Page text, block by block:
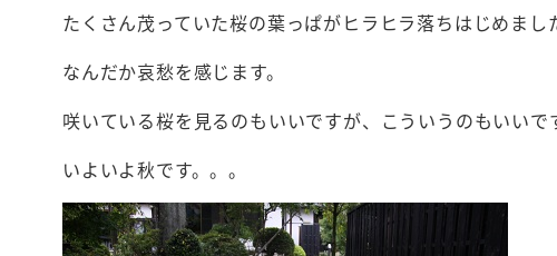
たくさん茂っていた桜の葉っぱがヒラヒラ落ちはじめまし
なんだか哀愁を感じます。
咲いている桜を見るのもいいですが、こういうのもいいで
いよいよ秋です。。。